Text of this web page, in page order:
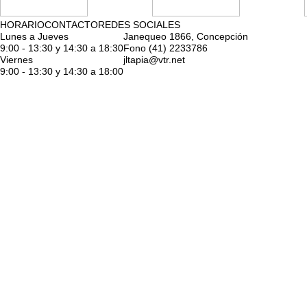
HORARIOCONTACTOREDES SOCIALES
Lunes a Jueves
9:00 - 13:30 y 14:30 a 18:30
Viernes
9:00 - 13:30 y 14:30 a 18:00
Janequeo 1866, Concepción
Fono (41) 2233786
jltapia@vtr.net